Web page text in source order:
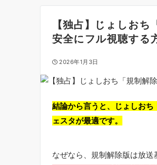
【独占】じょしお
安全にフル視聴する
2026年1月3日
結論から言うと、じょしお
ェスタが最適です。
なぜなら、規制解除版は放送